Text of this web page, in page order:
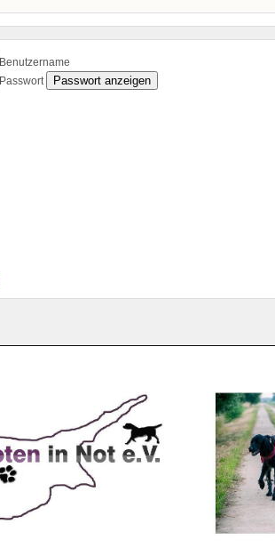
Benutzername
Passwort
Passwort anzeigen